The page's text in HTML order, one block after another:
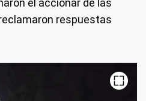
el accionar de las
respuestas